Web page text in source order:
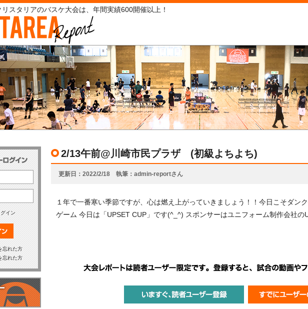
スタリアのバスケ大会は、年間実績600開催以上！
2/13午前@川崎市民プラザ (初級よちよち)
更新日 2022/2/18 執筆 admin-reportさん
１年で一番寒い季節ですが、心は燃え上がっていきましょう！！今日こそダン
ゲーム 今日は「UPSET CUP」です(^_^) スポンサーはユニフォーム制作会社
イン
忘れた方
忘れた方